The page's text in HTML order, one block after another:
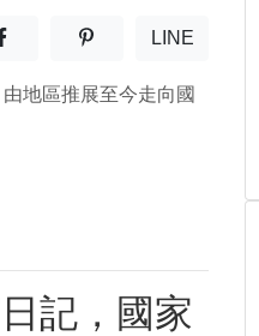
享至facebook(另開新視窗)
分享至噗浪(另開新
LINE
地區推展至今走向國
記，國家